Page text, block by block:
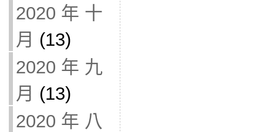
2020 年 十
月 (13)
2020 年 九
月 (13)
2020 年 八